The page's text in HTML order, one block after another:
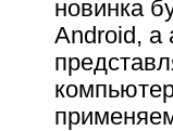
новинка
Android, а